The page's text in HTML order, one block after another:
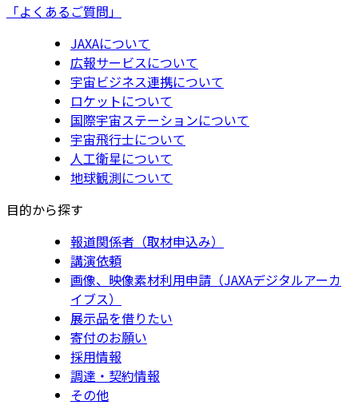
「よくあるご質問」
JAXAについて
広報サービスについて
宇宙ビジネス連携について
ロケットについて
国際宇宙ステーションについて
宇宙飛行士について
人工衛星について
地球観測について
目的から探す
報道関係者（取材申込み）
講演依頼
画像、映像素材利用申請（JAXAデジタルアーカ
イブス）
展示品を借りたい
寄付のお願い
採用情報
調達・契約情報
その他